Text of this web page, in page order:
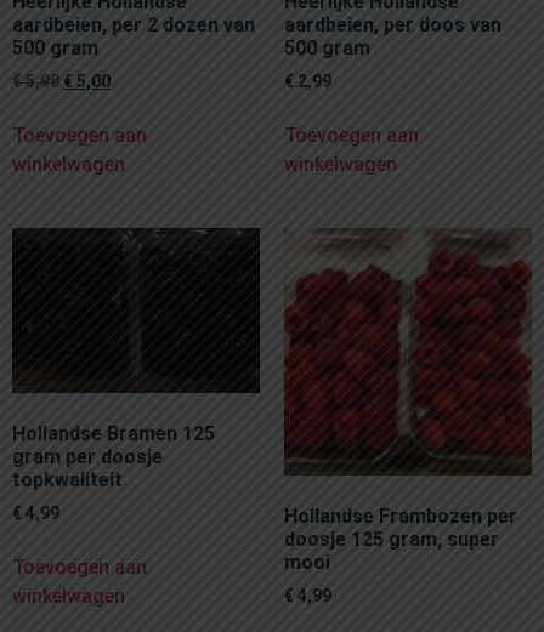
aardbeien, per 2 dozen van
500 gram
€5,98 € 5,00
Toevoegen aan
winkelwagen
aardbeien, per doos van
500 gram
€ 2,99
Toevoegen aan
winkelwagen
Hollandse Bramen 125
gram per doosje
topkwaliteit
€ 4,99
Toevoegen aan
winkelwagen
Hollandse Frambozen per
doosje 125 gram, super
mooi
€ 4,99